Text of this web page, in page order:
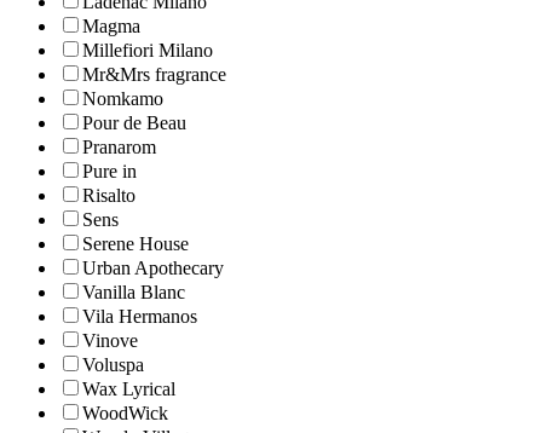
Magma
Millefiori Milano
Mr&Mrs fragrance
Nomkamo
Pour de Beau
Pranarom
Pure in
Risalto
Sens
Serene House
Urban Apothecary
Vanilla Blanc
Vila Hermanos
Vinove
Voluspa
Wax Lyrical
WoodWick